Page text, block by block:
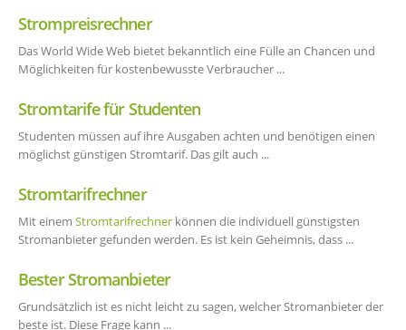
Strompreisrechner
Das World Wide Web bietet bekanntlich eine Fülle an Chancen und
Möglichkeiten für kostenbewusste Verbraucher ...
Stromtarife für Studenten
Studenten müssen auf ihre Ausgaben achten und benötigen einen
möglichst günstigen Stromtarif. Das gilt auch ...
Stromtarifrechner
Mit einem Stromtarifrechner können die individuell günstigsten
Stromanbieter gefunden werden. Es ist kein Geheimnis, dass ...
Bester Stromanbieter
Grundsätzlich ist es nicht leicht zu sagen, welcher Stromanbieter der
beste ist. Diese Frage kann ...